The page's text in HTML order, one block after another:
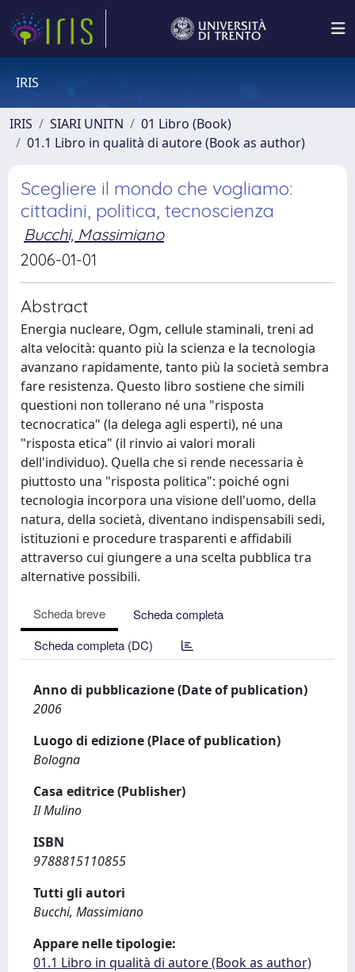
IRIS
IRIS SIARI UNITN
01 Libro (Book)
01.1 Libro in qualità di autore (Book as author)
Scegliere il mondo che vogliamo:
cittadini, politica, tecnoscienza
Bucchi, Massimiano
2006-01-01
Abstract
Energia nucleare, Ogm, cellule staminali, treni ad
alta velocità: quanto più la scienza e la tecnologia
avanzano rapidamente, tanto più la società sembra
fare resistenza. Questo libro sostiene che simili
questioni non tollerano né una "risposta
tecnocratica" (la delega agli esperti), né una
"risposta etica" (il rinvio ai valori morali
dell'individuo). Quella che si rende necessaria è
piuttosto una "risposta politica": poiché ogni
tecnologia incorpora una visione dell'uomo, della
natura, della società, diventano indispensabili sedi,
istituzioni e procedure trasparenti e affidabili
attraverso cui giungere a una scelta pubblica tra
alternative possibili.
Scheda breve
Scheda completa
Scheda completa (DC)
Anno di pubblicazione (Date of publication)
2006
Luogo di edizione (Place of publication)
Bologna
Casa editrice (Publisher)
Il Mulino
ISBN
9788815110855
Tutti gli autori
Bucchi, Massimiano
Appare nelle tipologie:
01.1 Libro in qualità di autore (Book as author)